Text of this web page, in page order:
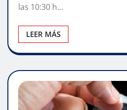
las 10:30 h…
LEER MÁS